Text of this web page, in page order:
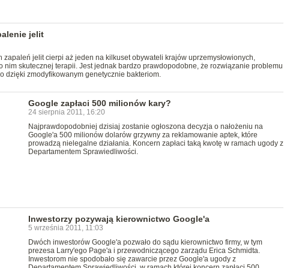
jelit
jelit cierpi aż jeden na kilkuset obywateli krajów uprzemysłowionych,
nim skutecznej terapii. Jest jednak bardzo prawdopodobne, że rozwiązanie problemu
dzięki zmodyfikowanym genetycznie bakteriom.
Google zapłaci 500 milionów kary?
24 sierpnia 2011, 16:20
Najprawdopodobniej dzisiaj zostanie ogłoszona decyzja o nałożeniu na
Google'a 500 milionów dolarów grzywny za reklamowanie aptek, które
prowadzą nielegalne działania. Koncern zapłaci taką kwotę w ramach ugody z
Departamentem Sprawiedliwości.
Inwestorzy pozywają kierownictwo Google'a
5 września 2011, 11:03
Dwóch inwestorów Google'a pozwało do sądu kierownictwo firmy, w tym
prezesa Larry'ego Page'a i przewodniczącego zarządu Erica Schmidta.
Inwestorom nie spodobało się zawarcie przez Google'a ugody z